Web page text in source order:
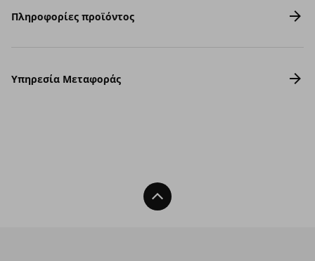
Πληροφορίες προϊόντος
Υπηρεσία Μεταφοράς
Back To Top